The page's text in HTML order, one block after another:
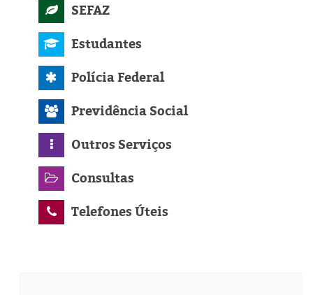
SEFAZ
Estudantes
Polícia Federal
Previdência Social
Outros Serviços
Consultas
Telefones Úteis